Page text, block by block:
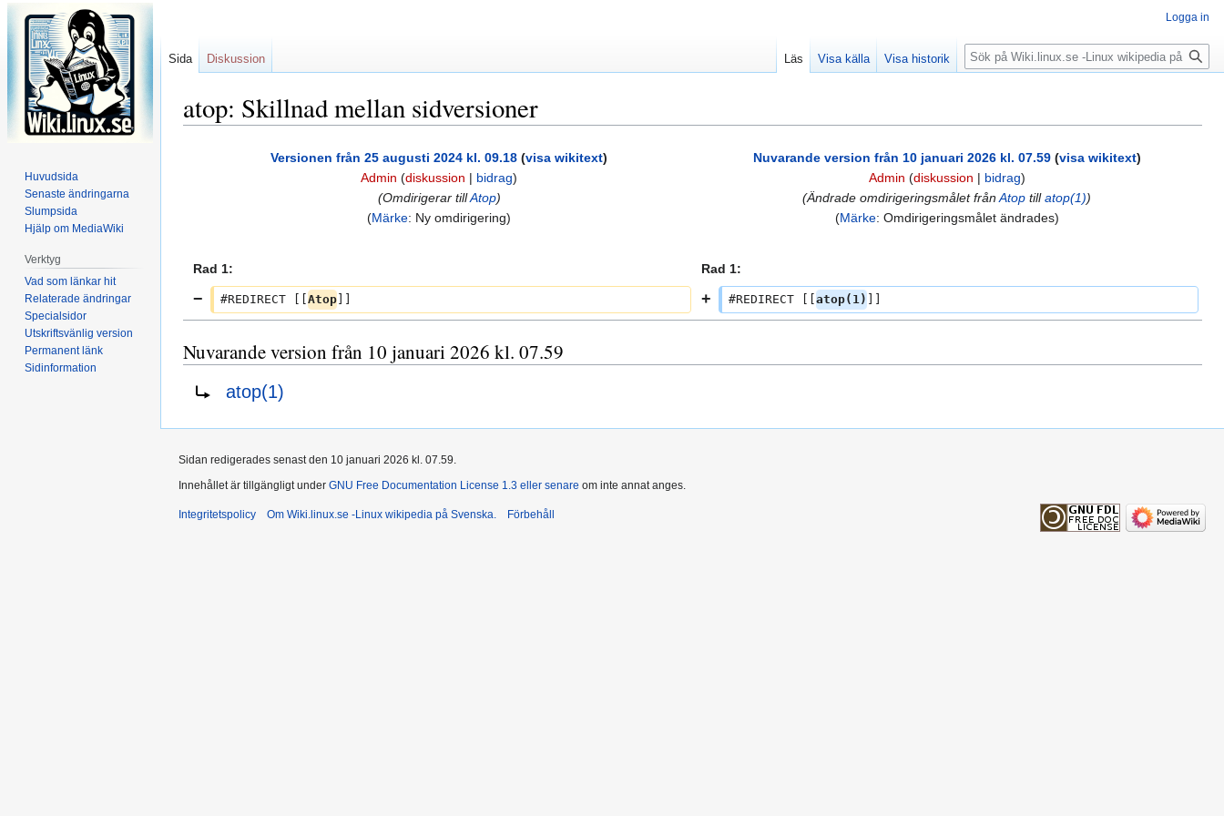
atop: Skillnad mellan sidversioner
Versionen från 25 augusti 2024 kl. 09.18 (visa wikitext)
Admin (diskussion | bidrag)
(Omdirigerar tillAtop)
Märke: Ny omdirigering
Nuvarande version från 10 januari 2026 kl. 07.59 (visa wikitext)
Admin (diskussion | bidrag)
(Ändrade omdirigeringsmålet frånAtop tillatop(1))
Märke: Omdirigeringsmålet ändrades
Rad 1: Rad 1:
#REDIRECT [[ Atop]] #REDIRECT [[ atop(1)
Nuvarande version från 10 januari 2026 kl. 07.59
Omdirigering till:
atop(1)
Logga in
Sida Diskussion Läs Visa källa Visa historik Sök
Huvudsida
Senaste ändringarna
Slumpsida
Hjälp om MediaWiki
Verktyg
Vad som länkar hit
Relaterade ändringar
Specialsidor
Utskriftsvänlig version
Permanent länk
Sidinformation
Sidan redigerades senast den 10 januari 2026 kl. 07.59.
Innehållet är tillgängligt under GNU Free Documentation License 1.3 eller senare om inte annat anges.
Integritetspolicy Om Wiki.linux.se -Linux wikipedia på Svenska. Förbehåll